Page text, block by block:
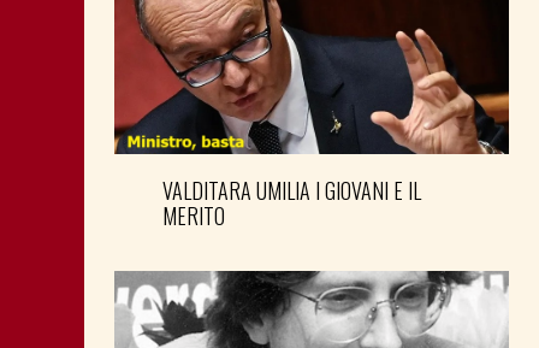
VALDITARA UMILIA I GIOVANI E IL
MERITO